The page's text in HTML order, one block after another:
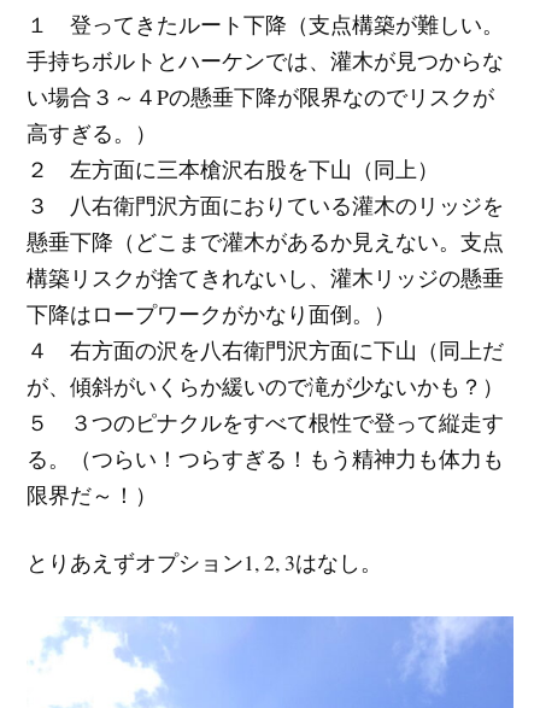
１ 登ってきたルート下降（支点構築が難しい。
手持ちボルトとハーケンでは、灌木が見つからな
い場合３～４Pの懸垂下降が限界なのでリスクが
高すぎる。）
２ 左方面に三本槍沢右股を下山（同上）
３ 八右衛門沢方面におりている灌木のリッジを
懸垂下降（どこまで灌木があるか見えない。支点
構築リスクが捨てきれないし、灌木リッジの懸垂
下降はロープワークがかなり面倒。）
４ 右方面の沢を八右衛門沢方面に下山（同上だ
が、傾斜がいくらか緩いので滝が少ないかも？）
５ ３つのピナクルをすべて根性で登って縦走す
る。（つらい！つらすぎる！もう精神力も体力も
限界だ～！）
とりあえずオプション1, 2, 3はなし。